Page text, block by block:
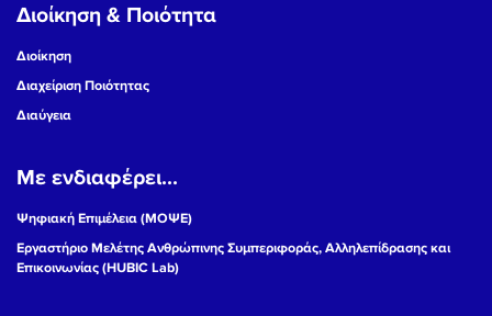
Διοίκηση & Ποιότητα
Διοίκηση
Διαχείριση Ποιότητας
Διαύγεια
Με ενδιαφέρει...
Ψηφιακή Επιμέλεια (ΜΟΨΕ)
Εργαστήριο Μελέτης Ανθρώπινης Συμπεριφοράς, Αλληλεπίδρασης και
Επικοινωνίας (HUBIC Lab)